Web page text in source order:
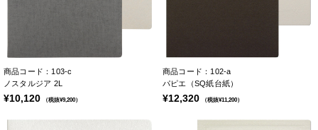
商品コード：103-c
ノスタルジア 2L
¥10,120 （税抜¥9,200）
商品コード：102-a
パピエ（SQ紙台紙）
¥12,320 （税抜¥11,200）